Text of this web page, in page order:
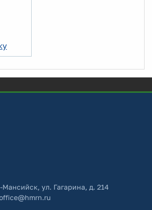
ул. Гагарина, д. 214